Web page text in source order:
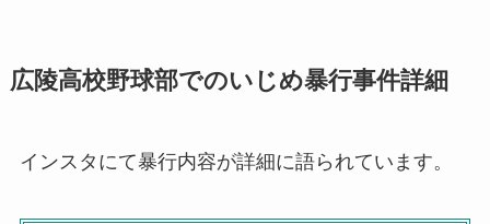
広陵高校野球部でのいじめ暴行事件詳細
インスタにて暴行内容が詳細に語られています。